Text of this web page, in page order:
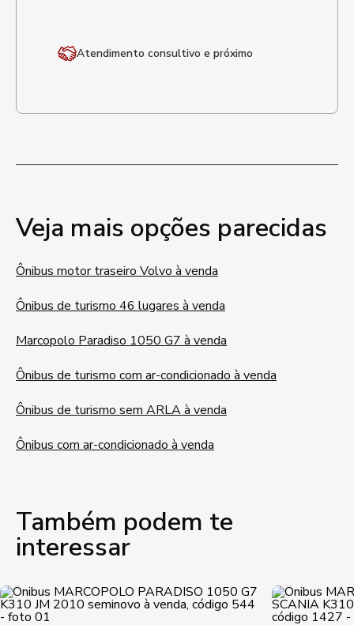
Atendimento consultivo e próximo
Veja mais opções parecidas
Ônibus motor traseiro Volvo à venda
Ônibus de turismo 46 lugares à venda
Marcopolo Paradiso 1050 G7 à venda
Ônibus de turismo com ar-condicionado à venda
Ônibus de turismo sem ARLA à venda
Ônibus com ar-condicionado à venda
Também podem te
interessar